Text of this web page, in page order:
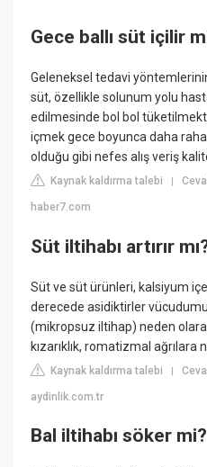
Gece ballı süt içilir
Geleneksel tedavi
süt, özellikle solunum yolu
edilmesinde bol bol
içmek gece boyunca daha
olduğu gibi nefes alış veriş
Kaynak kaldırma talebi |
haber7.com
Süt iltihabı artırır
Süt ve süt ürünleri, kalsiyum
derecede asidiktirler
(mikropsuz iltihap) neden
kızarıklık, romatizmal ağrılara
Kaynak kaldırma talebi |
aydinlik.com.tr
Bal iltihabı söker mi?